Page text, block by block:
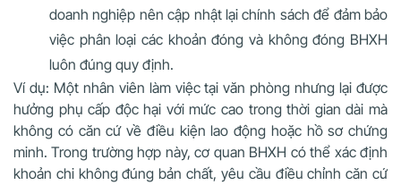
doanh nghiệp nên cập nhật lại chính sách để đảm bảo
việc phân loại các khoản đóng và không đóng BHXH
luôn đúng quy định.
Ví dụ: Một nhân viên làm việc tại văn phòng nhưng lại được
hưởng phụ cấp độc hại với mức cao trong thời gian dài mà
không có căn cứ về điều kiện lao động hoặc hồ sơ chứng
minh. Trong trường hợp này, cơ quan BHXH có thể xác định
khoản chi không đúng bản chất, yêu cầu điều chỉnh căn cứ